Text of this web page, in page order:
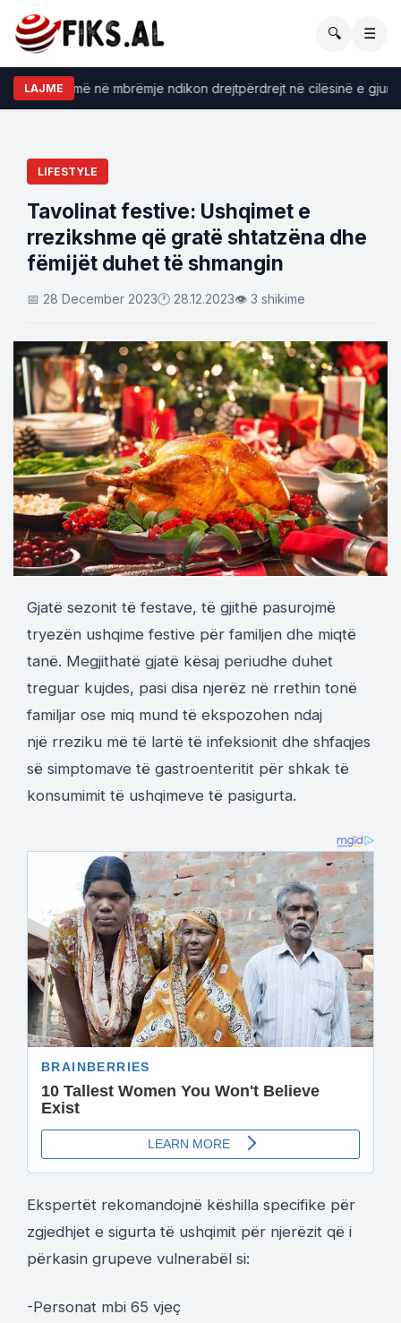
🔍 ☰
LAJME në mbrëmje ndikon drejtpërdrejt në cilësinë e gjumit
LIFESTYLE
Tavolinat festive: Ushqimet e
rrezikshme që gratë shtatzëna dhe
fëmijët duhet të shmangin
📅 28 December 2023🕐 28.12.2023👁 3 shikime
Gjatë sezonit të festave, të gjithë pasurojmë
tryezën ushqime festive për familjen dhe miqtë
tanë. Megjithatë gjatë kësaj periudhe duhet
treguar kujdes, pasi disa njerëz në rrethin tonë
familjar ose miq mund të ekspozohen ndaj
një rreziku më të lartë të infeksionit dhe shfaqjes
së simptomave të gastroenteritit për shkak të
konsumimit të ushqimeve të pasigurta.
Ekspertët rekomandojnë këshilla specifike për
zgjedhjet e sigurta të ushqimit për njerëzit që i
përkasin grupeve vulnerabël si:
-Personat mbi 65 vjeç